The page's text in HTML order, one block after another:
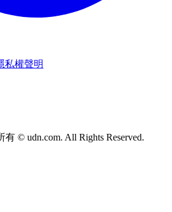
私權聲明
© udn.com. All Rights Reserved.